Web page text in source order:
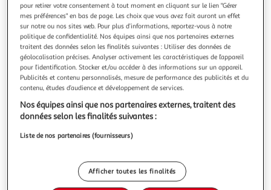
VIDAXL
Armoire en verre suspendue Chene sonoma Bois
d'ingenierie
Cette armoire en verre suspendue, au design simple,
optimise votre espace de cuisine et offre un espace de
rangement suffisant pour vos effets personnels ! L'armoire
de rangement est durable et fonctionnelle, gardant votre
cuisine plus organisee. L'armoire a deux etageres, offrant
suffisamment d'esp
En savoir +
Vous voulez connaître le prix de ce produit ?
Afficher le prix
pour retirer votre consentement à tout moment en cliquant sur le lien "Gérer
mes préférences" en bas de page. Les choix que vous avez fait auront un effet
sur notre ou nos sites web. Pour plus d’informations, reportez-vous à notre
politique de confidentialité. Nos équipes ainsi que nos partenaires externes
traitent des données selon les finalités suivantes : Utiliser des données de
géolocalisation précises. Analyser activement les caractéristiques de l’appareil
pour l’identification. Stocker et/ou accéder à des informations sur un appareil.
Publicités et contenu personnalisés, mesure de performance des publicités et du
contenu, études d’audience et développement de services.
Nos équipes ainsi que nos partenaires externes, traitent des
données selon les finalités suivantes :
Liste de nos partenaires (fournisseurs)
Afficher toutes les finalités